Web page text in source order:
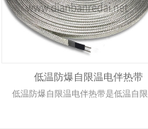
低温防爆自限温电伴热带
低温防爆自限温电伴热带是低温自